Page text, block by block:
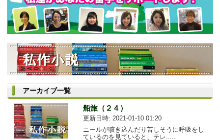
アーカイブ一覧
船旅（２４）
更新日時: 2021-01-10 01:20
ニールが咳き込んだり苦しそうに呼吸をし
ているのを見ていると、テレ.....